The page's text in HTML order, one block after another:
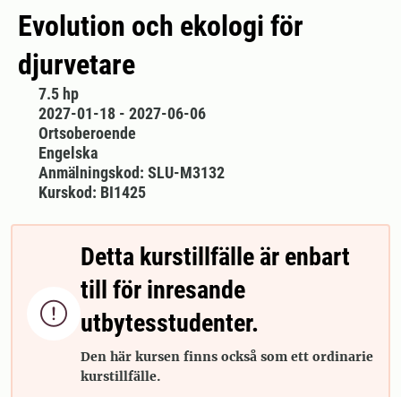
Evolution och ekologi för
djurvetare
7.5 hp
2027-01-18 - 2027-06-06
Ortsoberoende
Engelska
Anmälningskod: SLU-M3132
Kurskod: BI1425

Detta kurstillfälle är enbart
till för inresande
utbytesstudenter.
Den här kursen finns också som ett ordinarie
kurstillfälle.